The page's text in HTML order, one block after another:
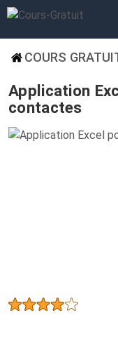
COURS
Application
contactes